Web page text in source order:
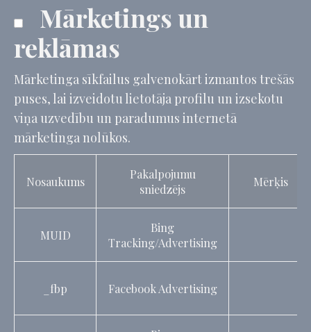
Mārketings un
reklāmas
Mārketinga sīkfailus galvenokārt izmantos trešās
puses, lai izveidotu lietotāja profilu un izsekotu
viņa uzvedību un paradumus internetā
mārketinga nolūkos.
Nosaukums
Pakalpojumu
sniedzējs
Mērķis
MUID
Bing
Tracking/Advertising
_fbp Facebook Advertising